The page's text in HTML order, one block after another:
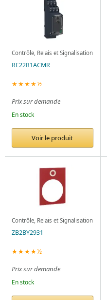
Contrôle, Relais et Signalisation
RE22R1ACMR
★★★★½
Prix sur demande
En stock
Voir le produit
Contrôle, Relais et Signalisation
ZB2BY2931
★★★★½
Prix sur demande
En stock